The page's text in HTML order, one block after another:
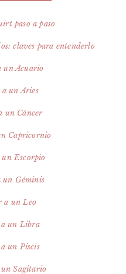
paso a paso
claves para entenderlo
un Acuario
a un Aries
un Cáncer
Capricornio
Escorpio
un Géminis
a un Leo
a un Libra
un Piscis
un Sagitario